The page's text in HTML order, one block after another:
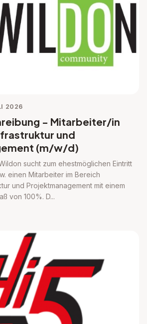
2026
- Mitarbeiter/in
und
(m/w/d)
sucht zum ehestmöglichen Eintritt
einen Mitarbeiter im Bereich
und Projektmanagement mit einem
von 100%. D...